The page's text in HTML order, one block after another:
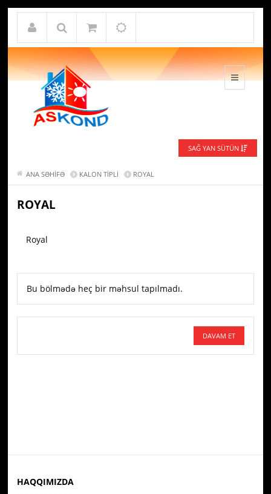
SAĞ YAN SÜTÜN
ANA SƏHIFƏ KALON TIPLI ROYAL
ROYAL
Royal
Bu bölmədə heç bir məhsul tapılmadı.
DAVAM ET
HAQQIMIZDA